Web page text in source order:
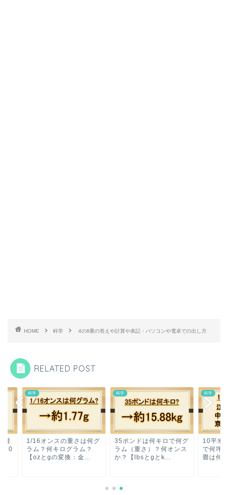
HOME 科学 4の8乗の答えや計算や表記・パソコンや電卓での出し方
RELATED POST
オンスの重さは何グ
？何キログラム？
とgの変換：金...
科学
35ポンドは何キロで何グ
ラム（重さ）？何オンス
か？【lbsとgとk...
科学
10平米（10m2）は
で何坪でどのくらい
畳は何平米？10...